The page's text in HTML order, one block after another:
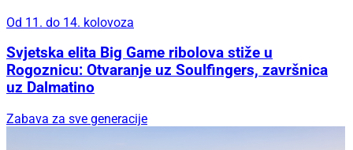
Od 11. do 14. kolovoza
Svjetska elita Big Game ribolova stiže u
Rogoznicu: Otvaranje uz Soulfingers, završnica
uz Dalmatino
Zabava za sve generacije